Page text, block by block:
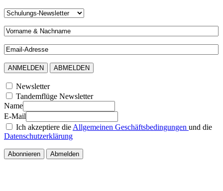
Newsletter
Tandemflüge Newsletter
Name
E-Mail
Ich akzeptiere die Allgemeinen Geschäftsbedingungen und die
Datenschutzerklärung